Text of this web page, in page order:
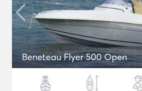
Beneteau Flyer 500 Open